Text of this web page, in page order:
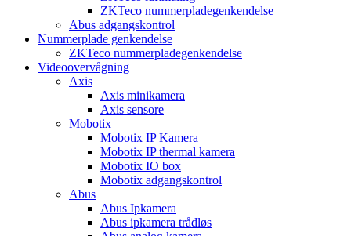
ZKTeco nummerpladegenkendelse
Abus adgangskontrol
Nummerplade genkendelse
ZKTeco nummerpladegenkendelse
Videoovervågning
Axis
Axis minikamera
Axis sensore
Mobotix
Mobotix IP Kamera
Mobotix IP thermal kamera
Mobotix IO box
Mobotix adgangskontrol
Abus
Abus Ipkamera
Abus ipkamera trådløs